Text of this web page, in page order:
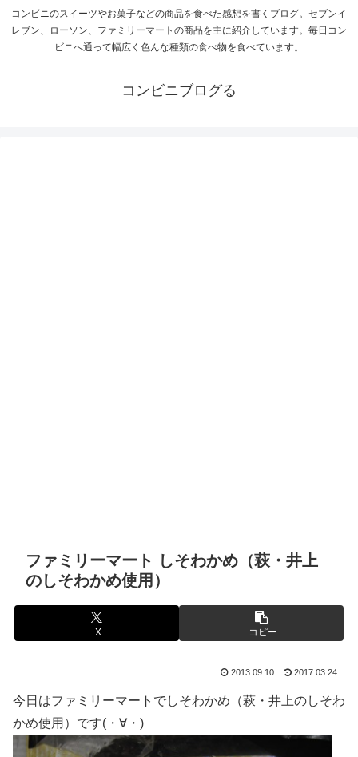
コンビニのスイーツやお菓子などの商品を食べた感想を書くブログ。セブンイ
レブン、ローソン、ファミリーマートの商品を主に紹介しています。毎日コン
ビニへ通って幅広く色んな種類の食べ物を食べています。
コンビニブログる
ファミリーマート しそわかめ（萩・井上
のしそわかめ使用）
X コピー
2013.09.10 2017.03.24
今日はファミリーマートでしそわかめ（萩・井上のしそわ
かめ使用）です(・∀・)